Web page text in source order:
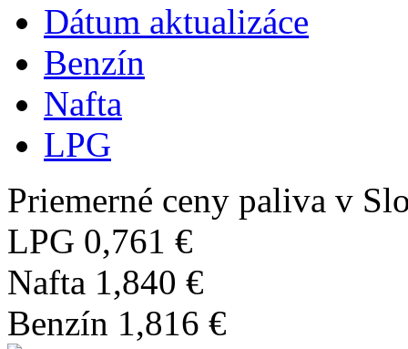
Dátum aktualizáce
Benzín
Nafta
LPG
Priemerné ceny paliva v
LPG 0,761 €
Nafta 1,840 €
Benzín 1,816 €